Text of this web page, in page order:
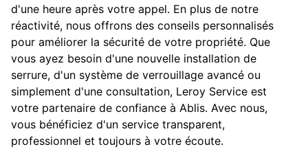
d'une heure après votre appel. En plus de notre
réactivité, nous offrons des conseils personnalisés
pour améliorer la sécurité de votre propriété. Que
vous ayez besoin d'une nouvelle installation de
serrure, d'un système de verrouillage avancé ou
simplement d'une consultation, Leroy Service est
votre partenaire de confiance à Ablis. Avec nous,
vous bénéficiez d'un service transparent,
professionnel et toujours à votre écoute.